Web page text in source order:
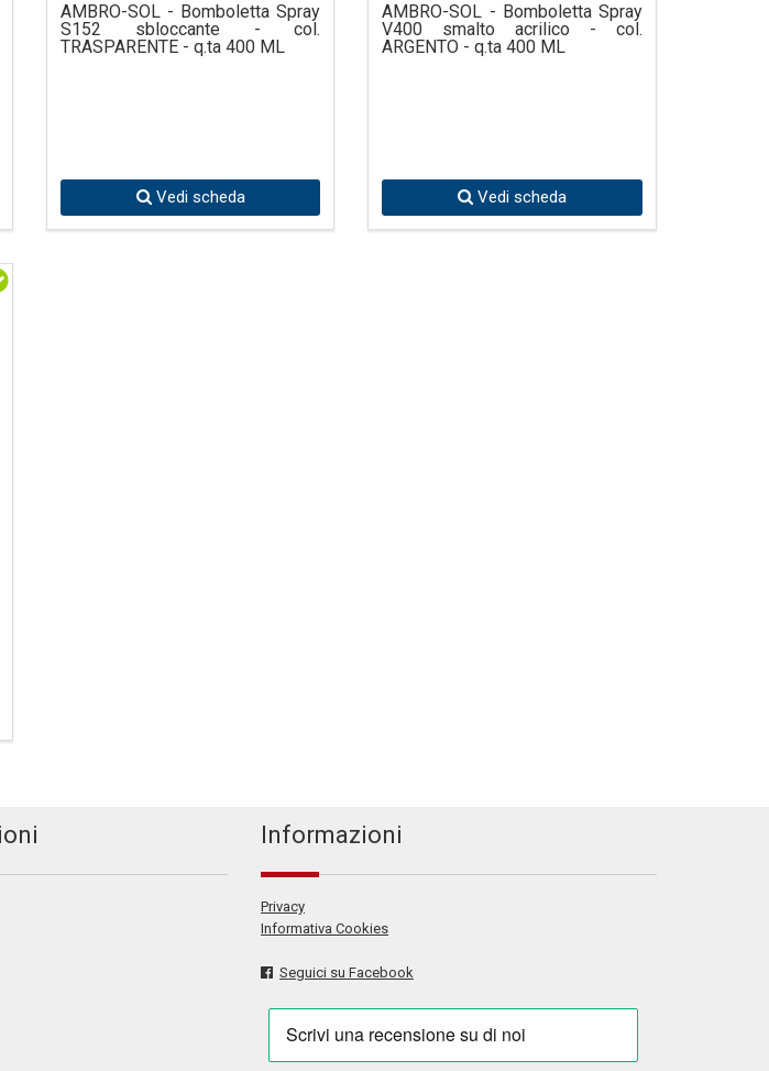
AMBRO-SOL - Bomboletta Spray
S152 sbloccante - col.
TRASPARENTE - q.ta 400 ML
Vedi scheda
AMBRO-SOL - Bomboletta Spray
V400 smalto acrilico - col.
ARGENTO - q.ta 400 ML
Vedi scheda
Informazioni
Privacy
Informativa Cookies
Seguici su Facebook